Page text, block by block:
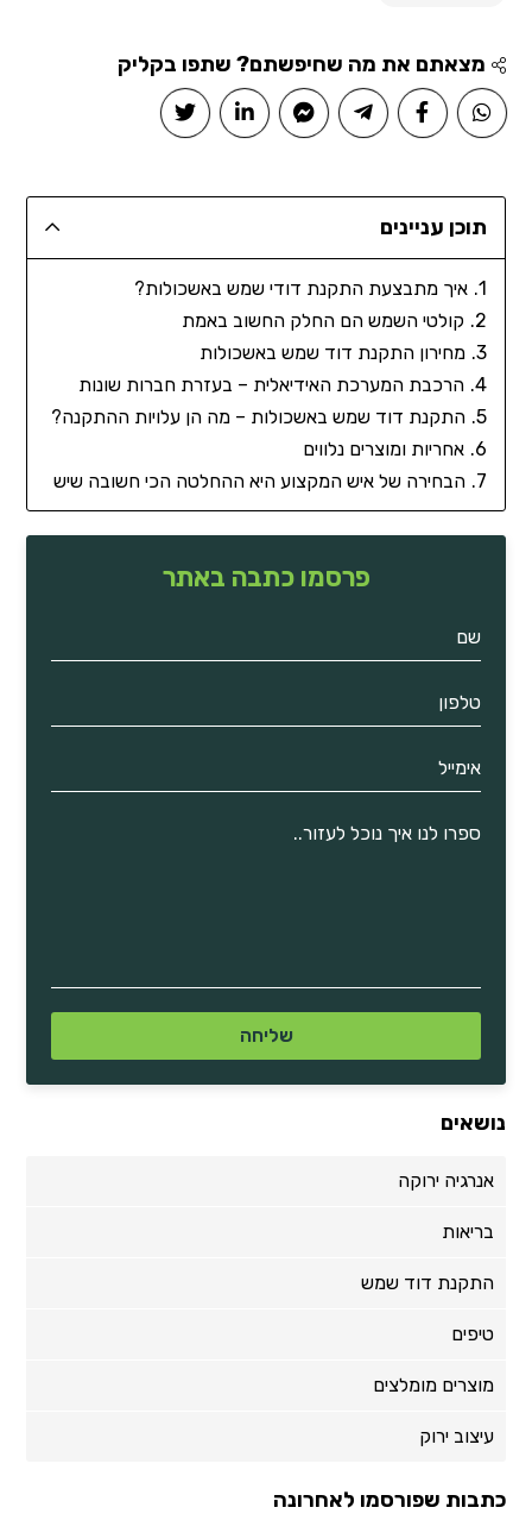
מצאתם את מה שחיפשתם? שתפו בקליק
תוכן עניינים
איך מתבצעת התקנת דודי שמש באשכולות?
קולטי השמש הם החלק החשוב באמת
מחירון התקנת דוד שמש באשכולות
הרכבת המערכת האידיאלית – בעזרת חברות שונות
התקנת דוד שמש באשכולות – מה הן עלויות ההתקנה?
אחריות ומוצרים נלווים
הבחירה של איש המקצוע היא ההחלטה הכי חשובה שיש
פרסמו כתבה באתר
נושאים
אנרגיה ירוקה
בריאות
התקנת דוד שמש
טיפים
מוצרים מומלצים
עיצוב ירוק
כתבות שפורסמו לאחרונה